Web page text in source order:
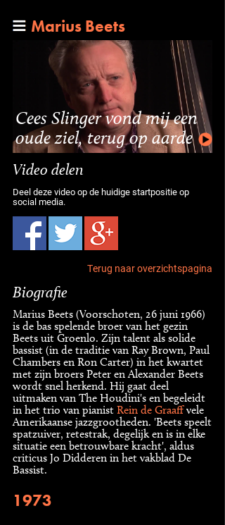
Marius Beets
Cees Slinger vond mij een
oude ziel, terug op aarde
Video delen
Deel deze video op de huidige startpositie op
social media.
Terug naar overzichtspagina
Biografie
Marius Beets (Voorschoten, 26 juni 1966)
is de bas spelende broer van het gezin
Beets uit Groenlo. Zijn talent als solide
bassist (in de traditie van Ray Brown, Paul
Chambers en Ron Carter) in het kwartet
met zijn broers Peter en Alexander Beets
wordt snel herkend. Hij gaat deel
uitmaken van The Houdini's en begeleidt
in het trio van pianist Rein de Graaffvele
Amerikaanse jazzgrootheden. 'Beets speelt
spatzuiver, retestrak, degelijk en is in elke
situatie een betrouwbare kracht', aldus
criticus Jo Didderen in het vakblad De
Bassist.
1973